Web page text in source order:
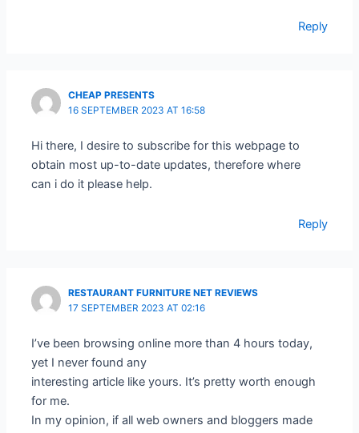
Reply
CHEAP PRESENTS
16 SEPTEMBER 2023 AT 16:58
Hi there, I desire to subscribe for this webpage to
obtain most up-to-date updates, therefore where
can i do it please help.
Reply
RESTAURANT FURNITURE NET REVIEWS
17 SEPTEMBER 2023 AT 02:16
I’ve been browsing online more than 4 hours today,
yet I never found any
interesting article like yours. It’s pretty worth enough
for me.
In my opinion, if all web owners and bloggers made